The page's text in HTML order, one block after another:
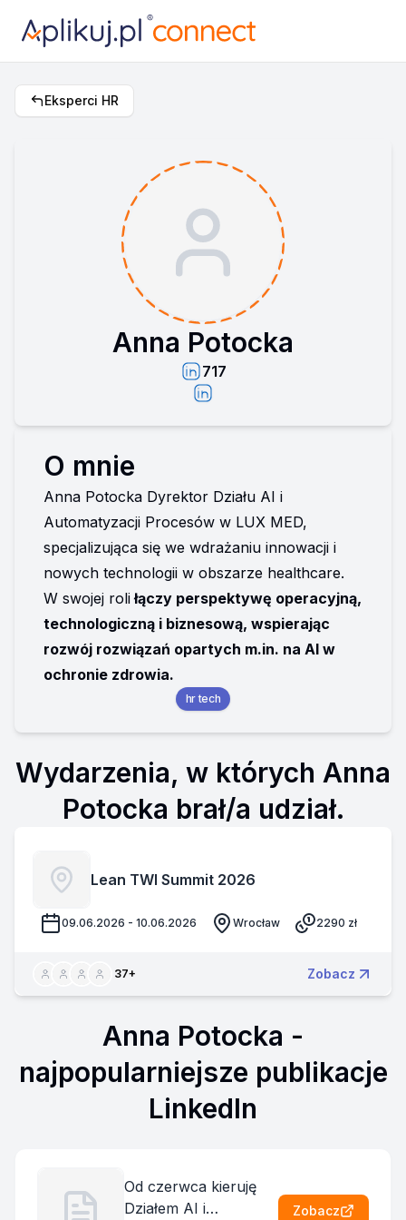
Eksperci HR
Anna Potocka
717
O mnie
Anna Potocka Dyrektor Działu AI i
Automatyzacji Procesów w LUX MED,
specjalizująca się we wdrażaniu innowacji i
nowych technologii w obszarze healthcare.
W swojej roli łączy perspektywę operacyjną,
technologiczną i biznesową, wspierając
rozwój rozwiązań opartych m.in. na AI w
ochronie zdrowia.
hr tech
Wydarzenia, w których Anna
Potocka brał/a udział.
Lean TWI Summit 2026
09.06.2026 - 10.06.2026 Wrocław 2290 zł
37+ Zobacz
Anna Potocka -
najpopularniejsze publikacje
LinkedIn
Od czerwca kieruję
Działem AI i
Zobacz